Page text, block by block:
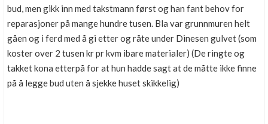
Boligmappa+
Få mer ut av Boligmappa
bud, men gikk inn med takstmann først og han fant behov for
reparasjoner på mange hundre tusen. Bla var grunnmuren helt
gåen og i ferd med å gi etter og råte under Dinesen gulvet (som
koster over 2 tusen kr pr kvm ibare materialer) (De ringte og
takket kona etterpå for at hun hadde sagt at de måtte ikke finne
på å legge bud uten å sjekke huset skikkelig)